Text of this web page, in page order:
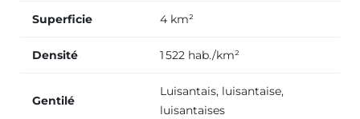
Superficie 4 km²
Densité 1 522 hab./km²
Gentilé
Luisantais, luisantaise,
luisantaises